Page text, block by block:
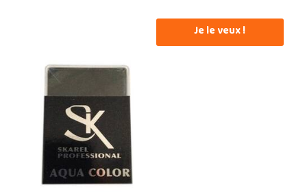
Je le veux !